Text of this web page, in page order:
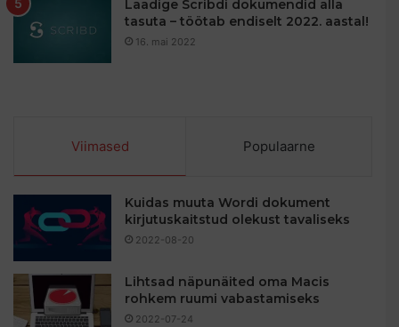
Laadige Scribdi dokumendid alla
tasuta – töötab endiselt 2022. aastal!
16. mai 2022
Viimased Populaarne
Kuidas muuta Wordi dokument
kirjutuskaitstud olekust tavaliseks
2022-08-20
Lihtsad näpunäited oma Macis
rohkem ruumi vabastamiseks
2022-07-24